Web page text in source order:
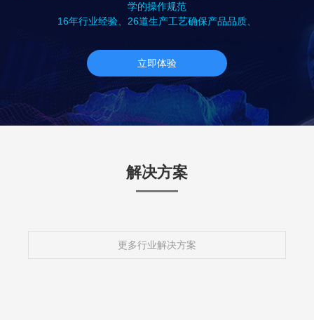
学的操作规范
16年行业经验、26道生产工艺确保产品品质、
立即体验
解决方案
更多行业解决方案